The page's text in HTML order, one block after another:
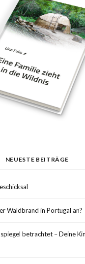
NEUESTE BEITRÄGE
Waldbrand in Portugal an?
betrachtet – Deine